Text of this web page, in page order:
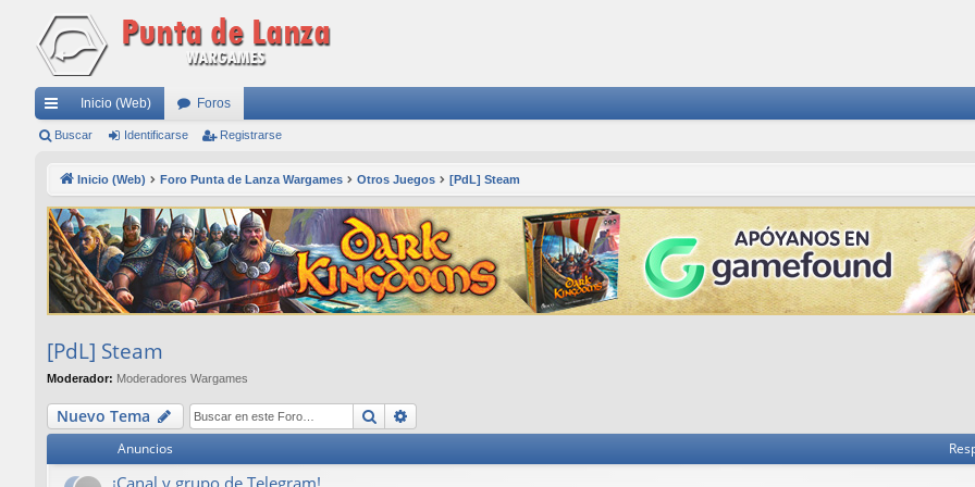
nl
rá
pi
do
Inicio (Web) Foros
Buscar Identificarse Registrarse
Inicio (Web) Foro Punta de Lanza Wargames Otros Juegos [PdL] Steam
[PdL] Steam
Moderador: Moderadores Wargames
Nuevo Tema Buscar
Anuncios